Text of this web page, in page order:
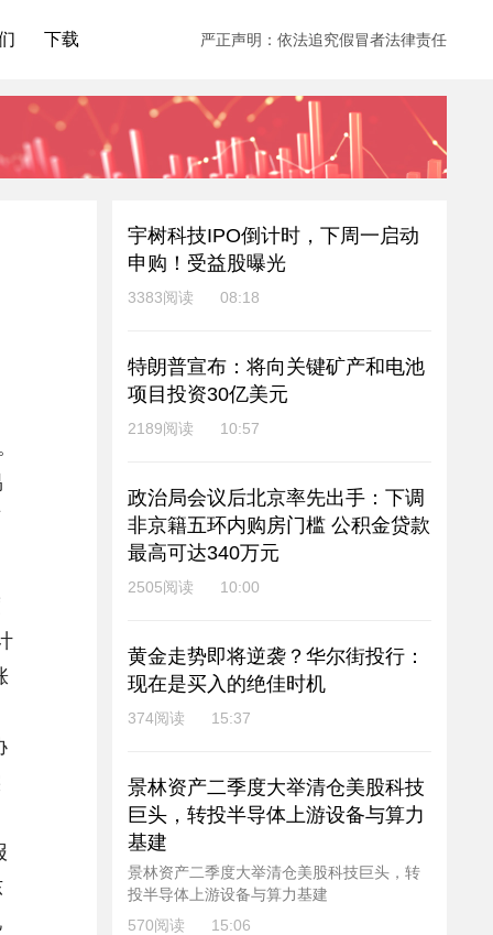
下载 严正声明：依法追究假冒者法律责任
宇树科技IPO倒计时，下周一启动
申购！受益股曝光
3383阅读 08:18
特朗普宣布：将向关键矿产和电池
项目投资30亿美元
2189阅读 10:57
政治局会议后北京率先出手：下调
非京籍五环内购房门槛 公积金贷款
最高可达340万元
2505阅读 10:00
黄金走势即将逆袭？华尔街投行：
现在是买入的绝佳时机
374阅读 15:37
景林资产二季度大举清仓美股科技
巨头，转投半导体上游设备与算力
基建
景林资产二季度大举清仓美股科技巨头，转
投半导体上游设备与算力基建
570阅读
15:06